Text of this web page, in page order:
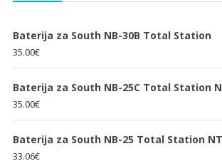
Baterija za South NB-30B Total Station
35.00€
Baterija za South NB-25C Total Station
35.00€
Baterija za South NB-25 Total Station
33.06€